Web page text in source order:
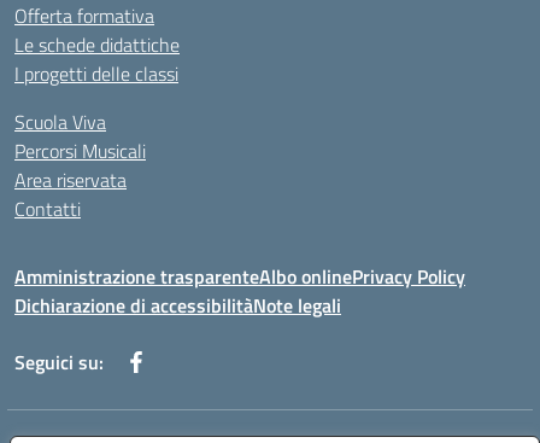
Offerta formativa
Le schede didattiche
I progetti delle classi
Scuola Viva
Percorsi Musicali
Area riservata
Contatti
Amministrazione trasparenteAlbo onlinePrivacy Policy
Dichiarazione di accessibilitàNote legali
Seguici su: